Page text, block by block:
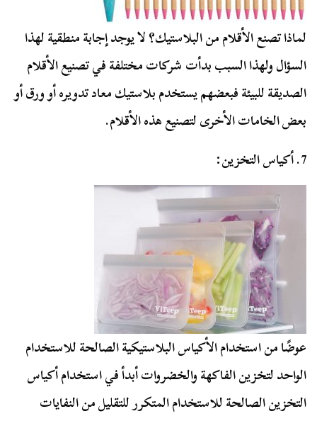
لماذا تصنع الأقلام من البلاستيك؟ لا يوجد إجابة منطقية لهذا
السؤال ولهذا السبب بدأت شركات مختلفة في تصنيع الأقلام
الصديقة للبيئة فبعضهم يستخدم بلاستيك معاد تدويره أو ورق أو
بعض الخامات الأخرى لتصنيع هذه الأقلام.
7. أكياس التخزين:
عوضًا من استخدام الأكياس البلاستيكية الصالحة للاستخدام
الواحد لتخزين الفاكهة والخضروات أبدأ في استخدام أكياس
التخزين الصالحة للاستخدام المتكرر للتقليل من النفايات